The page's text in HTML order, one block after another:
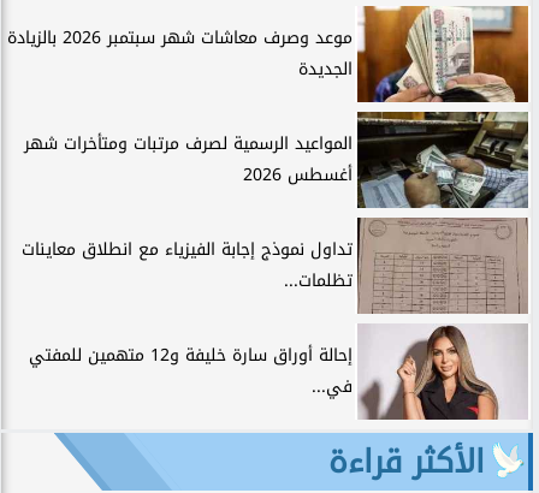
موعد وصرف معاشات شهر سبتمبر 2026 بالزيادة
الجديدة
المواعيد الرسمية لصرف مرتبات ومتأخرات شهر
أغسطس 2026
تداول نموذج إجابة الفيزياء مع انطلاق معاينات
تظلمات...
إحالة أوراق سارة خليفة و12 متهمين للمفتي
في...
الأكثر قراءة